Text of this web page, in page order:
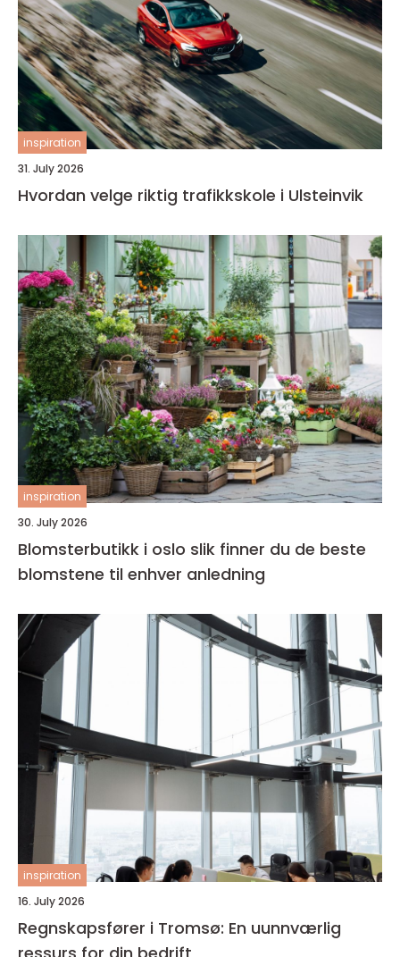
inspiration
31. July 2026
Hvordan velge riktig trafikkskole i Ulsteinvik
inspiration
30. July 2026
Blomsterbutikk i oslo slik finner du de beste
blomstene til enhver anledning
inspiration
16. July 2026
Regnskapsfører i Tromsø: En uunnværlig